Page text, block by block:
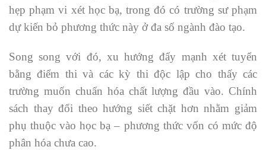
hẹp phạm vi xét học bạ, trong đó có trường sư phạm
dự kiến bỏ phương thức này ở đa số ngành đào tạo.
Song song với đó, xu hướng đẩy mạnh xét tuyển
bằng điểm thi và các kỳ thi độc lập cho thấy các
trường muốn chuẩn hóa chất lượng đầu vào. Chính
sách thay đổi theo hướng siết chặt hơn nhằm giảm
phụ thuộc vào học bạ – phương thức vốn có mức độ
phân hóa chưa cao.